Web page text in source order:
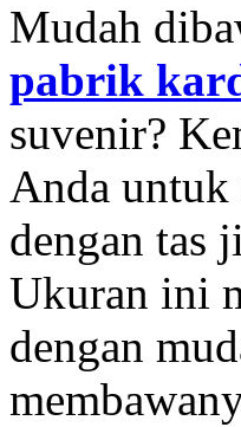
Mudah
pabrik
suvenir?
Anda untuk
dengan tas
Ukuran ini
dengan